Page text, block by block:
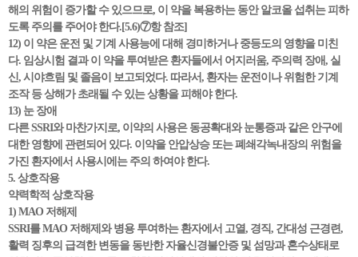
해의 위험이 증가할 수 있으므로, 이 약을 복용하는 동안 알코올 섭취는 피하
도록 주의를 주어야 한다.[5.6)⑦항 참조]
12) 이 약은 운전 및 기계 사용능에 대해 경미하거나 중등도의 영향을 미친
다. 임상시험 결과 이 약을 투여받은 환자들에서 어지러움, 주의력 장애, 실
신, 시야흐림 및 졸음이 보고되었다. 따라서, 환자는 운전이나 위험한 기계
조작 등 상해가 초래될 수 있는 상황을 피해야 한다.
13) 눈 장애
다른 SSRI와 마찬가지로, 이약의 사용은 동공확대와 눈통증과 같은 안구에
대한 영향에 관련되어 있다. 이약을 안압상승 또는 폐쇄각녹내장의 위험을
가진 환자에서 사용시에는 주의 하여야 한다.
5. 상호작용
약력학적 상호작용
1) MAO 저해제
SSRI를 MAO 저해제와 병용 투여하는 환자에서 고열, 경직, 간대성 근경련,
활력 징후의 급격한 변동을 동반한 자율신경불안증 및 섬망과 혼수상태로